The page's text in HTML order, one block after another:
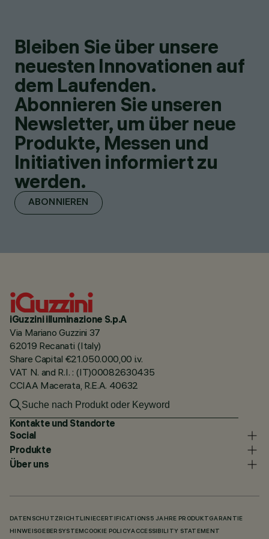
Bleiben Sie über unsere
neuesten Innovationen auf
dem Laufenden.
Abonnieren Sie unseren
Newsletter, um über neue
Produkte, Messen und
Initiativen informiert zu
werden.
ABONNIEREN
iGuzzini illuminazione S.p.A
Via Mariano Guzzini 37
62019 Recanati (Italy)
Share Capital €21.050.000,00 i.v.
VAT N. and R.I. : (IT)00082630435
CCIAA Macerata, R.E.A. 40632
Kontakte und Standorte
Social
Produkte
Über uns
DATENSCHUTZRICHTLINIECERTIFICATIONS 5 JAHRE PRODUKTGARANTIE
HINWEISGEBERSYSTEM COOKIE POLICYACCESSIBILITY STATEMENT